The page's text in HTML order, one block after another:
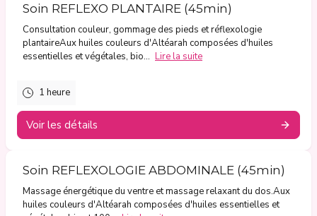
Soin REFLEXO PLANTAIRE (45min)
Consultation couleur, gommage des pieds et réflexologie
plantaireAux huiles couleurs d'Altéarah composées d'huiles
essentielles et végétales, bio... Lire la suite
1 heure
Voir les détails
Soin REFLEXOLOGIE ABDOMINALE (45min)
Massage énergétique du ventre et massage relaxant du dos.Aux
huiles couleurs d'Altéarah composées d'huiles essentielles et